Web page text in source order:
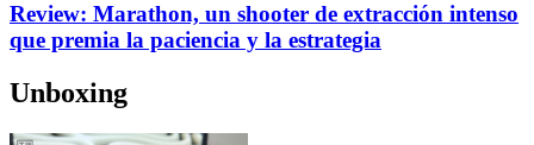
Review: Marathon, un shooter de extracción intenso
que premia la paciencia y la estrategia
Unboxing